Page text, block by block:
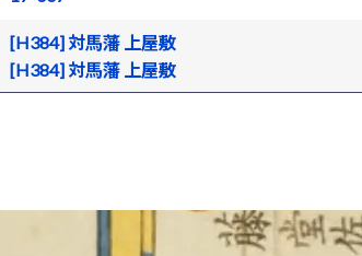
[H384] 対馬藩 上屋敷
[H384] 対馬藩 上屋敷